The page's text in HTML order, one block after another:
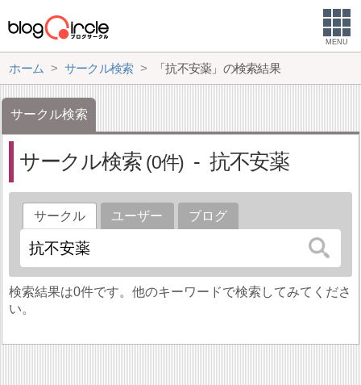
MENU
ホーム サークル検索 「抗不安薬」の検索結果
サークル検索
サークル検索 0 抗不安薬
サークル ユーザー ブログ
検索結果は0件です。他のキーワードで検索してみてくださ
い。